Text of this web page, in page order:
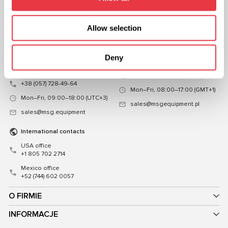
Allow selection
Deny
O FIRMIE
INFORMACJE
KONTAKT
Przedstawicielstwo na
Ukrainie
03039,Ukraina
+38 (057) 728-49-64
Mon–Fri, 09:00–18:00 (UTC+3)
sales@msg.equipment
Przedstawicielstwo w Polsce
Poland
Mon–Fri, 08:00–17:00 (GMT+1)
sales@msgequipment.pl
International contacts
USA office
+1 805 702 2714
Mexico office
+52 (744) 602 0057